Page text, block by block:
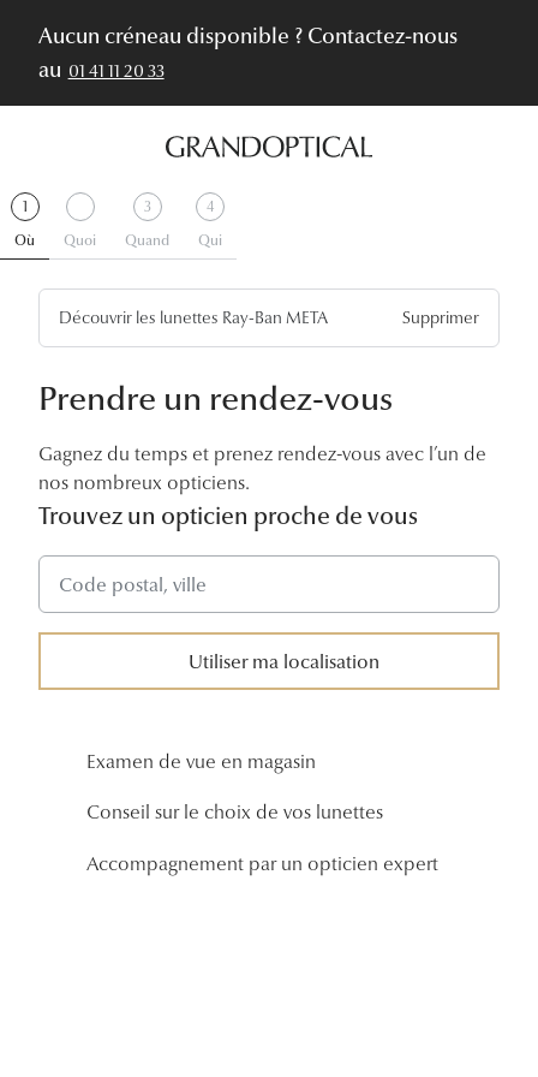
Aucun créneau disponible ? Contactez-nous
au 01 41 11 20 33
1Étape
1
Où
.
Actif
Étape
2
Quoi
Sauter
l'étape
3Étape
3
Quand
4Étape
4
Qui
Découvrir les lunettes Ray-Ban META Supprimer
Prendre un rendez-vous
Gagnez du temps et prenez rendez-vous avec l’un de
nos nombreux opticiens.
Trouvez un opticien proche de vous
Aucun
résultat,
veuillez
votre
Utiliser ma localisation
Examen de vue en magasin
Conseil sur le choix de vos lunettes
Accompagnement par un opticien expert